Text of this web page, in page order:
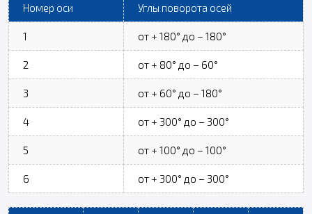
Номер оси Углы поворота осей
1 от + 180° до – 180°
2 от + 80° до – 60°
3 от + 60° до – 180°
4 от + 300° до – 300°
5 от + 100° до – 100°
6 от + 300° до – 300°